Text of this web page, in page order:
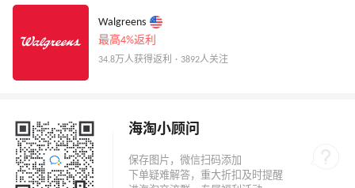
Walgreens
最高4%返利
34.8万人获得返利 · 3892人关注
海淘小顾问